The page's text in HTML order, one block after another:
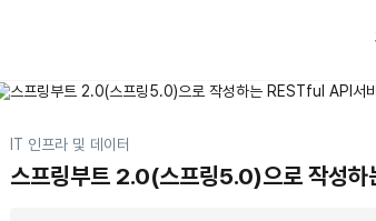
IT 인프라 및 데이터
스프링부트 2.0(스프링5.0)으로 작성